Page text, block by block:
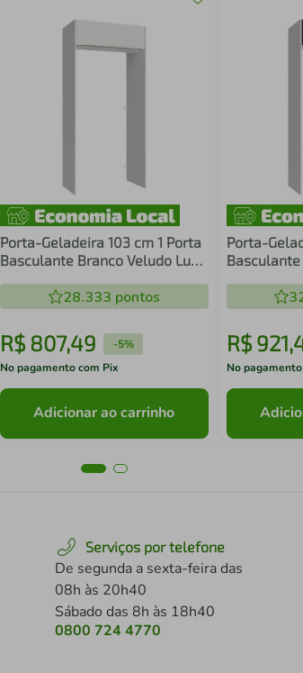
Porta-Geladeira 103 cm 1 Porta
Basculante Branco Veludo Lux
28.333 pontos
R$807,49 -5%
No pagamento com Pix
Adicionar ao carrinho
Porta-
R$ 921,
No
Serviços por telefone
De segunda a sexta-feira das
08h às 20h40
Sábado das 8h às 18h40
0800 724 4770